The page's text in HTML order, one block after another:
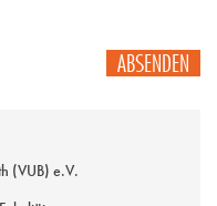
(VUB) e.V.
ABSENDEN